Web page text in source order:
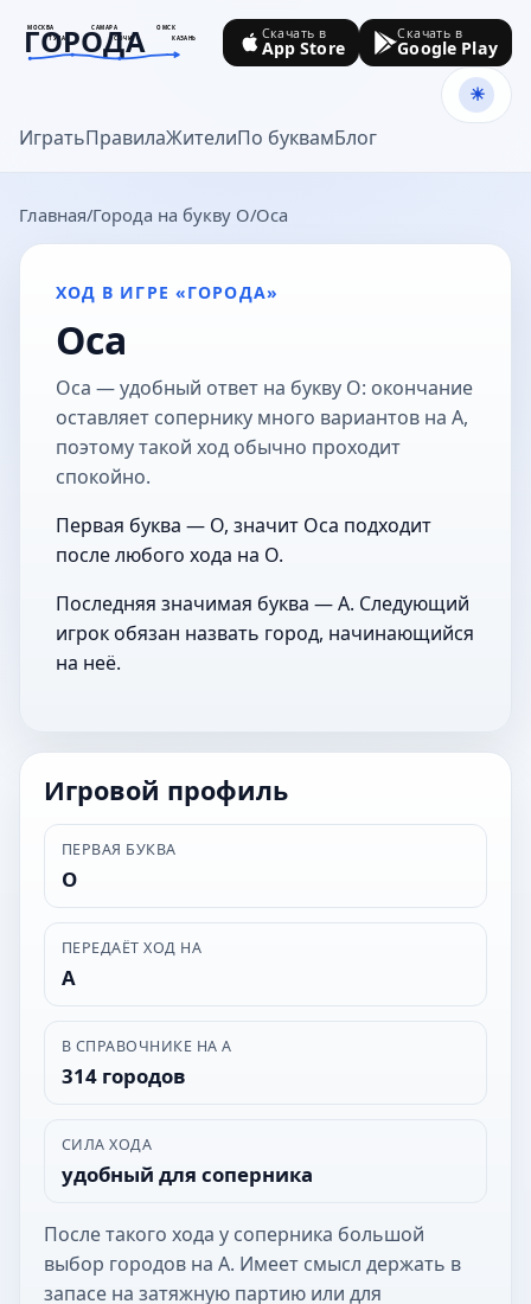
МОСКВА САМАРА
ОМСК
ТУЛА
СОЧИ КАЗАНЬ
ГОРОДА
goroda-na.ru
ИгратьПравилаЖителиПо буквамБлог
Скачать в
App Store
Скачать в
Google Play
Главная Города на букву О Оса
ХОД В ИГРЕ «ГОРОДА»
Оса
Оса — удобный ответ на букву О: окончание
оставляет сопернику много вариантов на А,
поэтому такой ход обычно проходит
спокойно.
Первая буква — О, значит Оса подходит
после любого хода на О.
Последняя значимая буква — А. Следующий
игрок обязан назвать город, начинающийся
на неё.
Игровой профиль
ПЕРВАЯ БУКВА
О
ПЕРЕДАЁТ ХОД НА
А
В СПРАВОЧНИКЕ НА А
314 городов
СИЛА ХОДА
удобный для соперника
После такого хода у соперника большой
выбор городов на А. Имеет смысл держать в
запасе на затяжную партию или для